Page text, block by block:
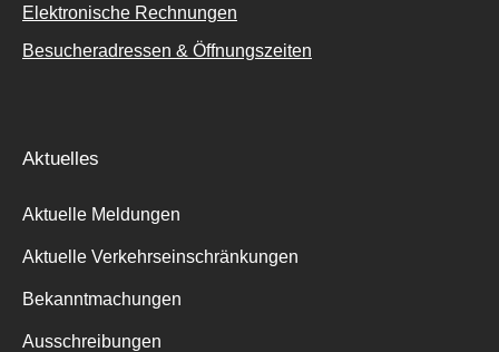
Elektronische Rechnungen
Besucheradressen & Öffnungszeiten
Aktuelles
Aktuelle Meldungen
Aktuelle Verkehrseinschränkungen
Bekanntmachungen
Ausschreibungen